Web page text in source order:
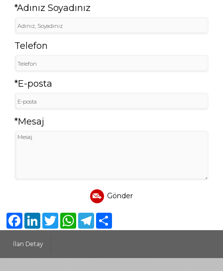
*Adınız Soyadınız
Telefon
*E-posta
*Mesaj
Gönder
İlan Detay
FacebookLinkedInTwitter WhatsAppTelegram